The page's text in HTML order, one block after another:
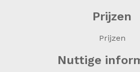
Prijzen
Prijzen
Nuttige